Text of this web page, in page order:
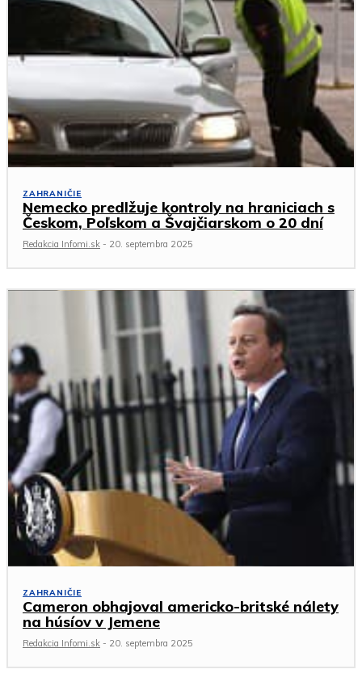
ZAHRANIČIE
Nemecko predlžuje kontroly na hraniciach s
Českom, Poľskom a Švajčiarskom o 20 dní
Redakcia Infomi.sk - 20. septembra 2025
ZAHRANIČIE
Cameron obhajoval americko-britské nálety
na húsíov v Jemene
Redakcia Infomi.sk - 20. septembra 2025